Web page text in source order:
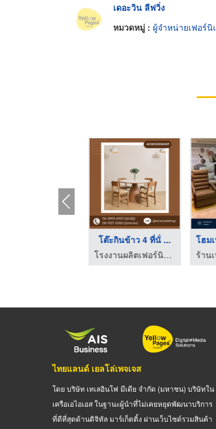
เดอะวิน ลีฟวิ่ง
หมวดหมู่ : ผู้จำหน่ายเฟอร์นิ
โต๊ะกินข้าว 4 ที่นั่ ...
โรงงานผลิตเฟอร์นิเจอร์ไม้มินิมอล - Acwoodshop
ไทยแลนด์ เยลโล่เพจเจส
โดย บริษัท เทเลอินโฟ มีเดีย จำกัด (มหาชน) บริษัทใน
เครือเอไอเอส ในฐานะผู้นำที่ไม่เคยหยุดพัฒนาบริการ
ที่ดีที่สุดด้านดิจิทัล มาร์เก็ตติ้ง ผ่านเว็บไซต์รวมสินค้า